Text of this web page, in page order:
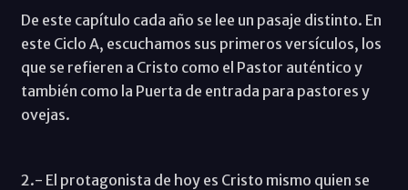
De este capítulo cada año se lee un pasaje distinto. En
este Ciclo A, escuchamos sus primeros versículos, los
que se refieren a Cristo como el Pastor auténtico y
también como la Puerta de entrada para pastores y
ovejas.
2.- El protagonista de hoy es Cristo mismo quien se